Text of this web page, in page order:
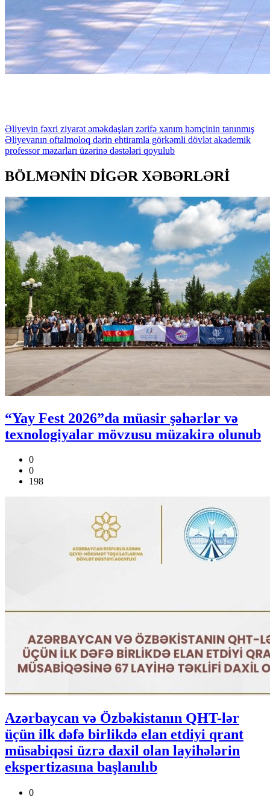
Əliyevin fəxri ziyarət əməkdaşları zərifə xanım həmçinin tanınmış
Əliyevanın oftalmoloq dərin ehtiramla görkəmli dövlət akademik
professorməzarları üzərinə dəstələri qoyulub
BÖLMƏNİN DİGƏR XƏBƏRLƏRİ
“Yay Fest 2026”da müasir şəhərlər və
texnologiyalar mövzusu müzakirə olunub
0
0
198
Azərbaycan və Özbəkistanın QHT-lər
üçün ilk dəfə birlikdə elan etdiyi qrant
müsabiqəsi üzrə daxil olan layihələrin
ekspertizasına başlanılıb
0